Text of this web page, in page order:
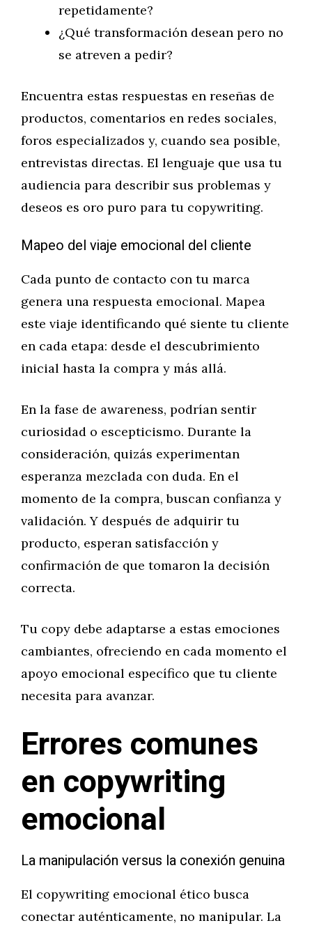
repetidamente?
¿Qué transformación desean pero no
se atreven a pedir?
Encuentra estas respuestas en reseñas de
productos, comentarios en redes sociales,
foros especializados y, cuando sea posible,
entrevistas directas. El lenguaje que usa tu
audiencia para describir sus problemas y
deseos es oro puro para tu copywriting.
Mapeo del viaje emocional del cliente
Cada punto de contacto con tu marca
genera una respuesta emocional. Mapea
este viaje identificando qué siente tu cliente
en cada etapa: desde el descubrimiento
inicial hasta la compra y más allá.
En la fase de awareness, podrían sentir
curiosidad o escepticismo. Durante la
consideración, quizás experimentan
esperanza mezclada con duda. En el
momento de la compra, buscan confianza y
validación. Y después de adquirir tu
producto, esperan satisfacción y
confirmación de que tomaron la decisión
correcta.
Tu copy debe adaptarse a estas emociones
cambiantes, ofreciendo en cada momento el
apoyo emocional específico que tu cliente
necesita para avanzar.
Errores comunes
en copywriting
emocional
La manipulación versus la conexión genuina
El copywriting emocional ético busca
conectar auténticamente, no manipular. La